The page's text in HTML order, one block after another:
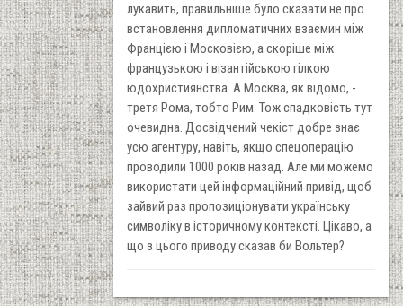
лукавить, правильніше було сказати не про
встановлення дипломатичних взаємин між
Францією і Московією, а скоріше між
французькою і візантійською гілкою
юдохристиянства. А Москва, як відомо, -
третя Рома, тобто Рим. Тож спадковість тут
очевидна. Досвідчений чекіст добре знає
усю агентуру, навіть, якщо спецоперацію
проводили 1000 років назад. Але ми можемо
використати цей інформаційний привід, щоб
зайвий раз пропозиціонувати українську
символіку в історичному контексті. Цікаво, а
що з цього приводу сказав би Вольтер?